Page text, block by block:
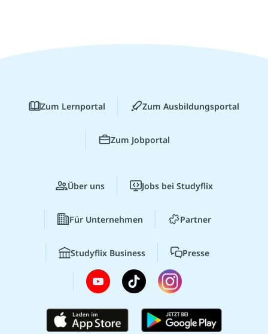
Zum Lernportal Zum Ausbildungsportal
Zum Jobportal
Über uns Jobs bei Studyflix
Für Unternehmen Partner
Studyflix Business Presse